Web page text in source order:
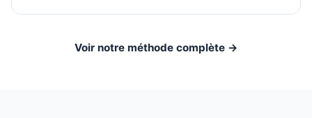
Voir notre méthode complète →